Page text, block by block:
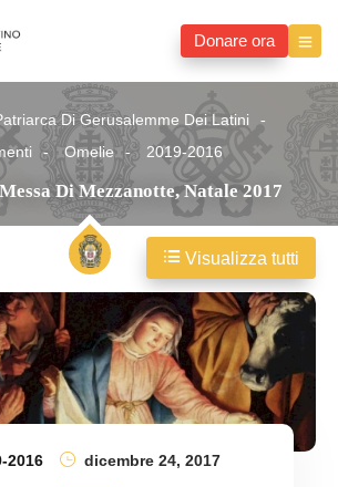
Donare ora
Di Gerusalemme Dei Latini
Omelie 2019-2016
Di Mezzanotte, Natale 2017
2016 dicembre 24, 2017
Visualizza tutti